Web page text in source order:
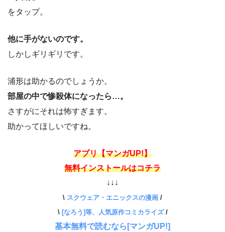
をタップ。
他に手がないのです。
しかしギリギリです。
浦形は助かるのでしょうか。
部屋の中で惨殺体になったら…。
さすがにそれは怖すぎます。
助かってほしいですね。
アプリ【マンガUP!】
無料インストールはコチラ
↓↓↓
\ スクウェア・エニックスの漫画 /
\ [なろう]等、人気原作コミカライズ/
基本無料で読むなら[マンガUP!]